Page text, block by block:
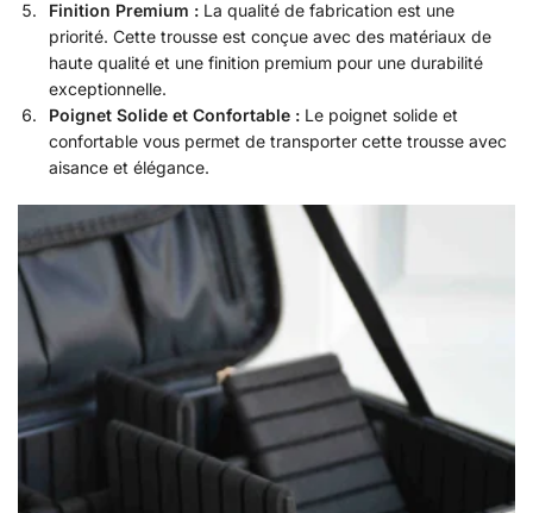
Finition Premium : La qualité de fabrication est une
priorité. Cette trousse est conçue avec des matériaux de
haute qualité et une finition premium pour une durabilité
exceptionnelle.
Poignet Solide et Confortable : Le poignet solide et
confortable vous permet de transporter cette trousse avec
aisance et élégance.